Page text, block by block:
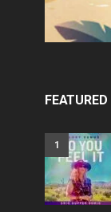
1